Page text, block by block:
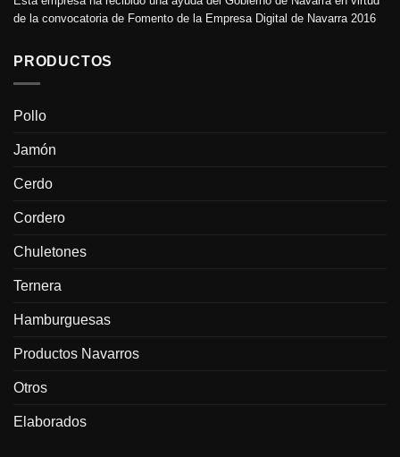
de la convocatoria de Fomento de la Empresa Digital de Navarra 2016
PRODUCTOS
Pollo
Jamón
Cerdo
Cordero
Chuletones
Ternera
Hamburguesas
Productos Navarros
Otros
Elaborados